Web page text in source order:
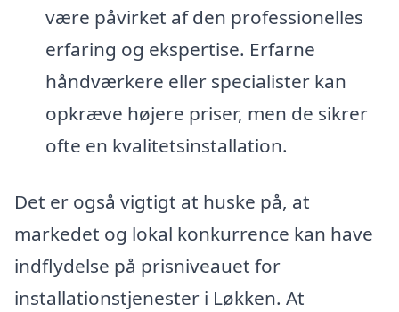
være påvirket af den professionelles
erfaring og ekspertise. Erfarne
håndværkere eller specialister kan
opkræve højere priser, men de sikrer
ofte en kvalitetsinstallation.
Det er også vigtigt at huske på, at
markedet og lokal konkurrence kan have
indflydelse på prisniveauet for
installationstjenester i Løkken. At